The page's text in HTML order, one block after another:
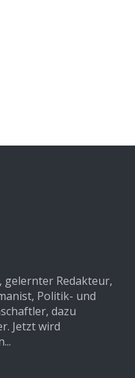
gelernter Redakteur,
Politik- und
dazu
Jetzt wird